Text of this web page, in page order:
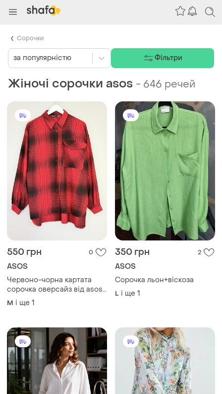
Жіночі сорочки asos - 646 речей
550 грн 0
ASOS
Червоно-чорна картата
сорочка оверсайз від asos
design з великим
накладною кишенею
M і ще 1
350 грн 2
ASOS
Сорочка льон+віскоза
L і ще 1
за популярністю Фільтри
Сорочки